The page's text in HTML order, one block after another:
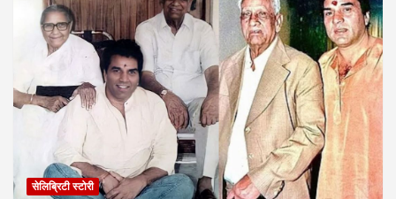
सेलिब्रिटी स्टोरी